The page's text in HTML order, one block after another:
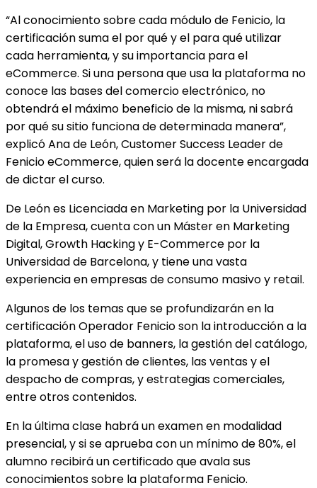
“Al conocimiento sobre cada módulo de Fenicio, la
certificación suma el por qué y el para qué utilizar
cada herramienta, y su importancia para el
eCommerce. Si una persona que usa la plataforma no
conoce las bases del comercio electrónico, no
obtendrá el máximo beneficio de la misma, ni sabrá
por qué su sitio funciona de determinada manera”,
explicó Ana de León, Customer Success Leader de
Fenicio eCommerce, quien será la docente encargada
de dictar el curso.
De León es Licenciada en Marketing por la Universidad
de la Empresa, cuenta con un Máster en Marketing
Digital, Growth Hacking y E-Commerce por la
Universidad de Barcelona, y tiene una vasta
experiencia en empresas de consumo masivo y retail.
Algunos de los temas que se profundizarán en la
certificación Operador Fenicio son la introducción a la
plataforma, el uso de banners, la gestión del catálogo,
la promesa y gestión de clientes, las ventas y el
despacho de compras, y estrategias comerciales,
entre otros contenidos.
En la última clase habrá un examen en modalidad
presencial, y si se aprueba con un mínimo de 80%, el
alumno recibirá un certificado que avala sus
conocimientos sobre la plataforma Fenicio.